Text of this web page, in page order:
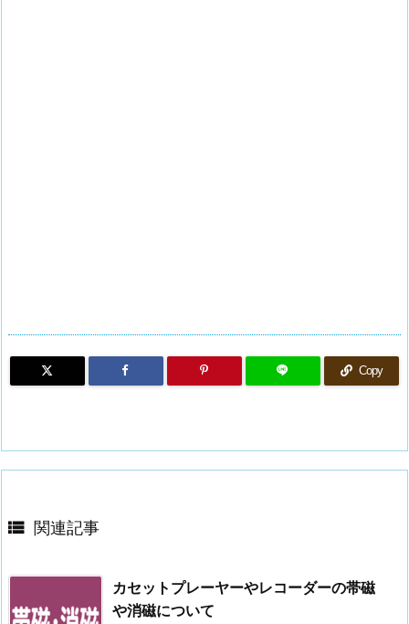
Copy
 関連記事
カセットプレーヤーやレコーダーの帯磁
や消磁について